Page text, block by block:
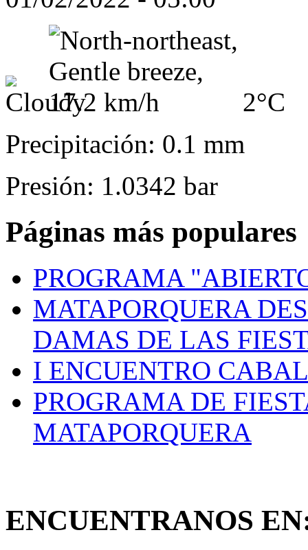
2°C
Precipitación: 0.1 mm
Presión: 1.0342 bar
Páginas más populares
PROGRAMA
MATAPORQUERA
DAMAS DE LAS
I ENCUENTRO
PROGRAMA DE
MATAPORQUERA
ENCUENTRANOS